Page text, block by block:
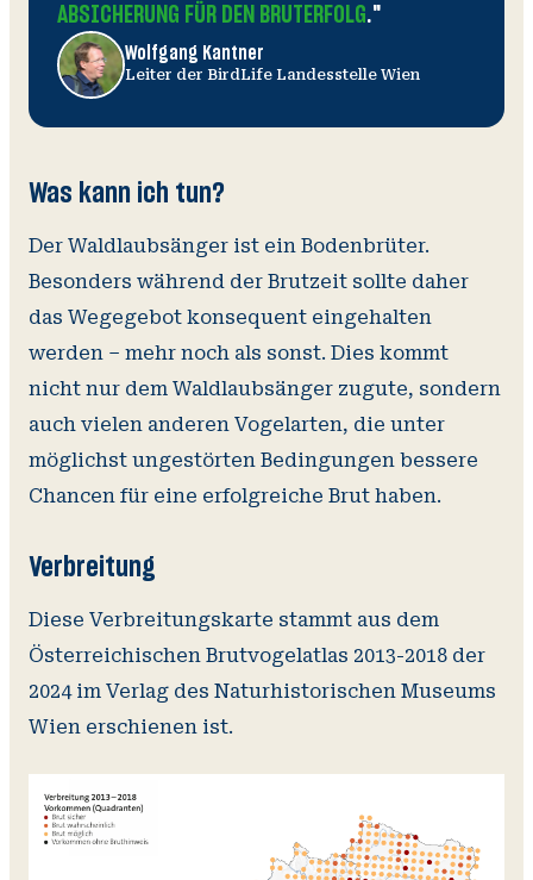
ABSICHERUNG FÜR DEN BRUTERFOLG."
Wolfgang Kantner
Leiter der BirdLife Landesstelle Wien
Was kann ich tun?
Der Waldlaubsänger ist ein Bodenbrüter.
Besonders während der Brutzeit sollte daher
das Wegegebot konsequent eingehalten
werden – mehr noch als sonst. Dies kommt
nicht nur dem Waldlaubsänger zugute, sondern
auch vielen anderen Vogelarten, die unter
möglichst ungestörten Bedingungen bessere
Chancen für eine erfolgreiche Brut haben.
Verbreitung
Diese Verbreitungskarte stammt aus dem
Österreichischen Brutvogelatlas 2013-2018 der
2024 im Verlag des Naturhistorischen Museums
Wien erschienen ist.